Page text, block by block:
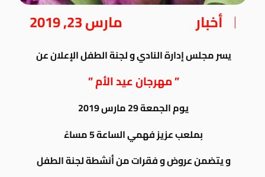
أخبار مارس 23, 2019
يسر مجلس إدارة النادي و لجنة الطفل الإعلان عن
” مهرجان عيد الأم ”
يوم الجمعة 29 مارس 2019
بملعب عزيز فهمي الساعة 5 مساءً
و يتضمن عروض و فقرات من أنشطة لجنة الطفل